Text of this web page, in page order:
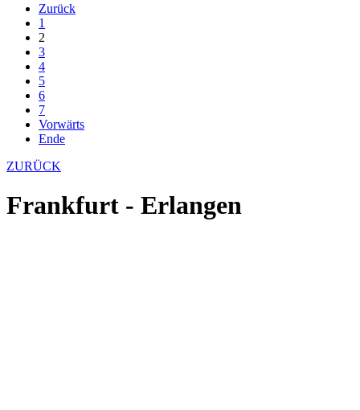
Zurück
1
2
3
4
5
6
7
Vorwärts
Ende
ZURÜCK
Frankfurt - Erlangen